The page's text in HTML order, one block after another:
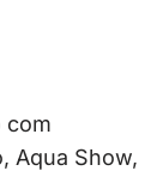
com
Aqua Show,